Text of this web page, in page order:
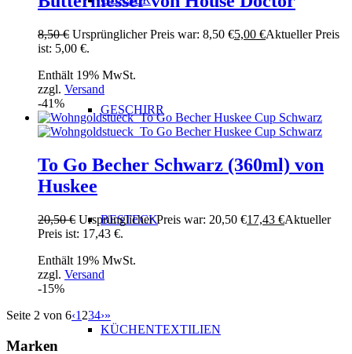
GESCHIRR
BESTECK
KÜCHENTEXTILIEN
8,50€ Ursprünglicher Preis war: 8,50 €5,00 €Aktueller Preis
ist: 5,00 €.
Enthält 19% MwSt.
zzgl. Versand
-41%
To Go Becher Schwarz (360ml) von
Huskee
20,50€ Ursprünglicher Preis war: 20,50 €17,43 €Aktueller
Preis ist: 17,43 €.
Enthält 19% MwSt.
zzgl. Versand
-15%
Seite 2 von 6‹1 234›»
Marken